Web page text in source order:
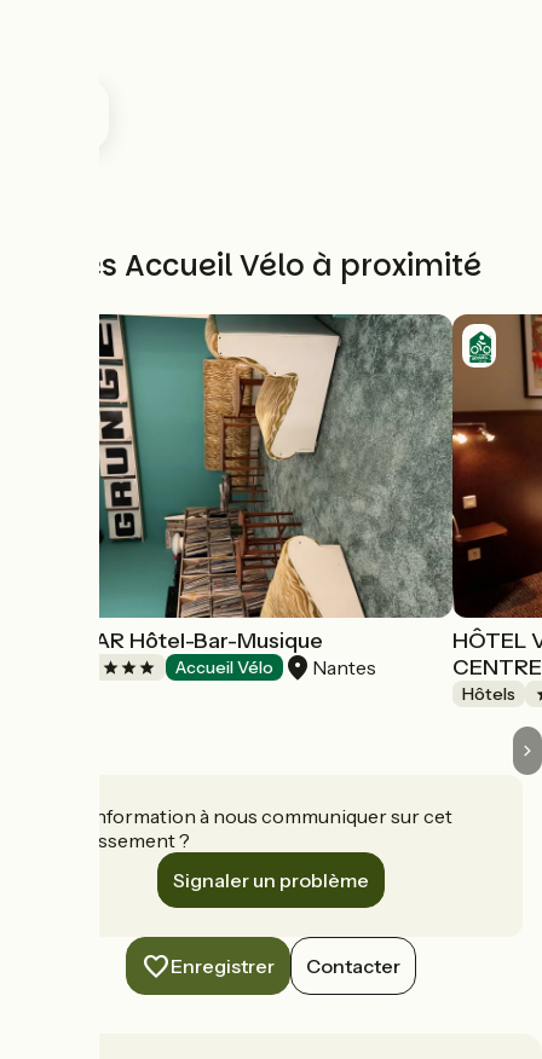
Autres Accueil Vélo à proximité
OLDEGAR Hôtel-Bar-Musique
Accueil Vélo Nantes
HÔTEL
CENTRE
Hôtels
Une information à nous communiquer sur cet
établissement ?
Signaler un problème
Enregistrer Contacter